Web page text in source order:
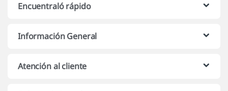
Encuentraló rápido
Información General
Atención al cliente